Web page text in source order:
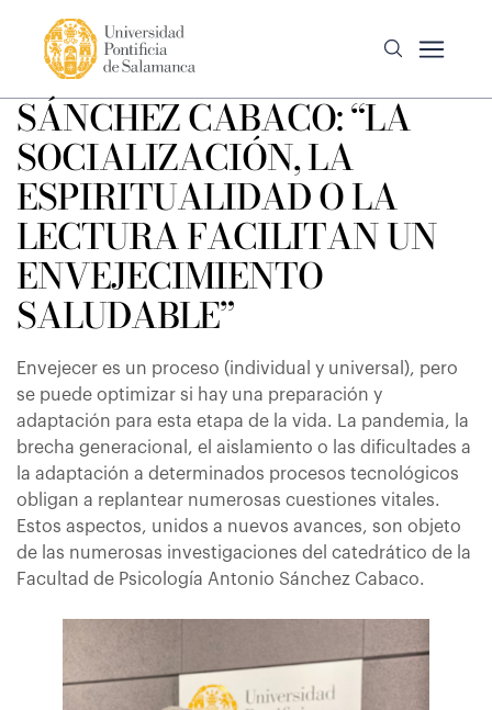
SÁNCHEZ CABACO: “LA
SOCIALIZACIÓN, LA
ESPIRITUALIDAD O LA
LECTURA FACILITAN UN
ENVEJECIMIENTO
SALUDABLE”
Envejecer es un proceso (individual y universal), pero
se puede optimizar si hay una preparación y
adaptación para esta etapa de la vida. La pandemia, la
brecha generacional, el aislamiento o las dificultades a
la adaptación a determinados procesos tecnológicos
obligan a replantear numerosas cuestiones vitales.
Estos aspectos, unidos a nuevos avances, son objeto
de las numerosas investigaciones del catedrático de la
Facultad de Psicología Antonio Sánchez Cabaco.